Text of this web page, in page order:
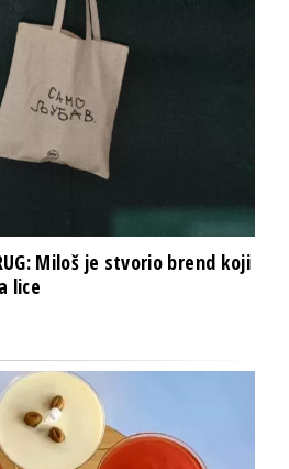
Miloš je stvorio brend koji
lice